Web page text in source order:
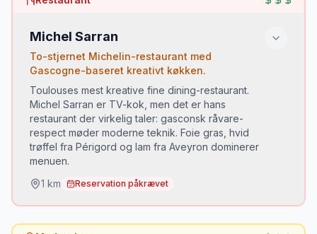
Foie gras de canard frais (frisk andefoie gras)
•
nærliggende Cadours)
📅 OBS: Tirsdag–søndag. Restauranterne er åbne
til frokost.
Michel Sarran
To-stjernet Michelin-restaurant med
Gascogne-baseret kreativt køkken.
Toulouses mest kreative fine dining-restaurant.
Michel Sarran er TV-kok, men det er hans
restaurant der virkelig taler: gasconsk råvare-
respect møder moderne teknik. Foie gras, hvid
trøffel fra Périgord og lam fra Aveyron dominerer
menuen.
1 km Reservation påkrævet
Du skal prøve: